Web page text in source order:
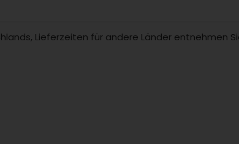
Lieferzeiten für andere Länder entnehmen